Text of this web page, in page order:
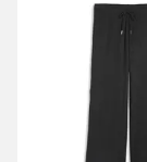
Åbner en